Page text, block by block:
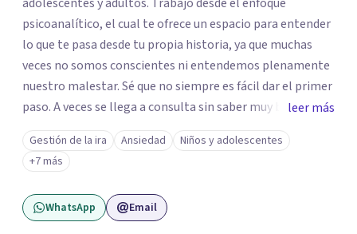
psicoanalítico, el cual te ofrece un espacio para entender
lo que te pasa desde tu propia historia, ya que muchas
veces no somos conscientes ni entendemos plenamente
nuestro malestar. Sé que no siempre es fácil dar el primer
paso. A veces se llega a consulta sin saber muy bien qué
decir, o sintiendo que algo no anda bien pero sin poder
nombrarlo. Mi intención es acompañarte en ese proceso,
sin juicios y a tu propio ritmo, para que lo que hoy te pesa
pueda pensarse y transformarse.
leer más
Gestión de la ira Ansiedad
Niños y adolescentes
+7 más
WhatsApp Email